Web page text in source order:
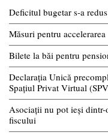
Deficitul bugetar s-a
Măsuri pentru
Bilete la băi pentru
Declarația Unică
Spațiul Privat Virtual
Asociații nu pot ieși
fiscului